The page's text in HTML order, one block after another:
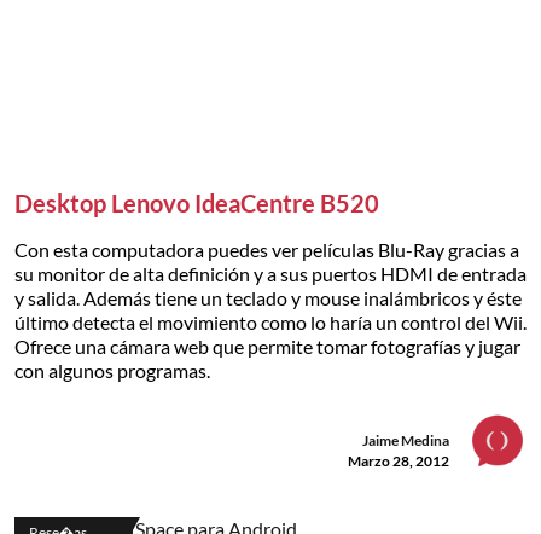
Desktop Lenovo IdeaCentre B520
Con esta computadora puedes ver películas Blu-Ray gracias a
su monitor de alta definición y a sus puertos HDMI de entrada
y salida. Además tiene un teclado y mouse inalámbricos y éste
último detecta el movimiento como lo haría un control del Wii.
Ofrece una cámara web que permite tomar fotografías y jugar
con algunos programas.
Jaime Medina
Marzo 28, 2012